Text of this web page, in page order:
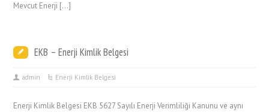
Mevcut Enerji […]
EKB – Enerji Kimlik Belgesi
admin Enerji Kimlik Belgesi
Enerji Kimlik Belgesi EKB 5627 Sayılı Enerji Verimliliği Kanunu ve aynı